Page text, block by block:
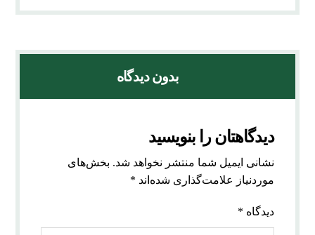
بدون دیدگاه
دیدگاهتان را بنویسید
نشانی ایمیل شما منتشر نخواهد شد. بخش‌های
موردنیاز علامت‌گذاری شده‌اند *
دیدگاه *